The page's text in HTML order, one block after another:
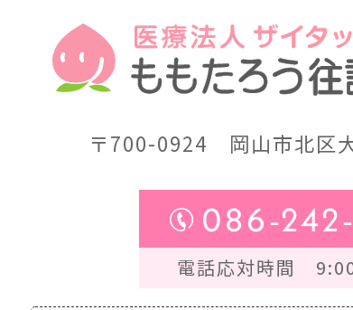
〒700-0924 岡山市北区
086-
電話応対時間